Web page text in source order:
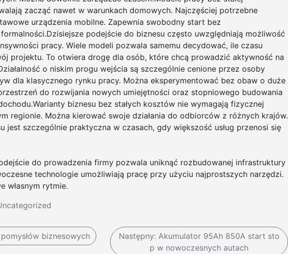
zacząć nawet w warunkach domowych. Najczęściej potrzebne
urządzenia mobilne. Zapewnia swobodny start bez
podejście do biznesu często uwzględniają możliwość
pracy. Wiele modeli pozwala samemu decydować, ile czasu
projektu. To otwiera drogę dla osób, które chcą prowadzić aktywność na
o niskim progu wejścia są szczególnie cenione przez osoby
dla klasycznego rynku pracy. Można eksperymentować bez obaw o duże
do rozwijania nowych umiejętności oraz stopniowego budowania
biznesu bez stałych kosztów nie wymagają fizycznej
regionie. Można kierować swoje działania do odbiorców z różnych krajów.
jest szczególnie praktyczna w czasach, gdy większość usług przenosi się
do prowadzenia firmy pozwala uniknąć rozbudowanej infrastruktury
technologie umożliwiają pracę przy użyciu najprostszych narzędzi.
własnym rytmie.
biznesowych Następny: Akumulator 95Ah 850A start sto
p w nowoczesnych autach